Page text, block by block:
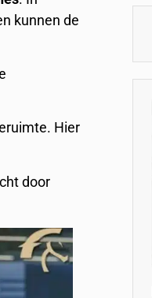
kunnen de
Hier
door